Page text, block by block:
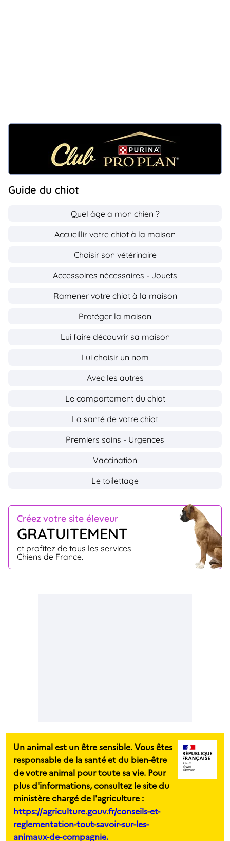
Créez votre site éleveur
GRATUITEMENT
et profitez de tous les services
Chiens de France.
Guide du chiot
Quel âge a mon chien ?
Accueillir votre chiot à la maison
Choisir son vétérinaire
Accessoires nécessaires - Jouets
Ramener votre chiot à la maison
Protéger la maison
Lui faire découvrir sa maison
Lui choisir un nom
Avec les autres
Le comportement du chiot
La santé de votre chiot
Premiers soins - Urgences
Vaccination
Le toilettage
Un animal est un être sensible. Vous êtes
responsable de la santé et du bien-être
de votre animal pour toute sa vie. Pour
plus d'informations, consultez le site du
ministère chargé de l'agriculture :
https://agriculture.gouv.fr/conseils-et-
reglementation-tout-savoir-sur-les-
animaux-de-compagnie.